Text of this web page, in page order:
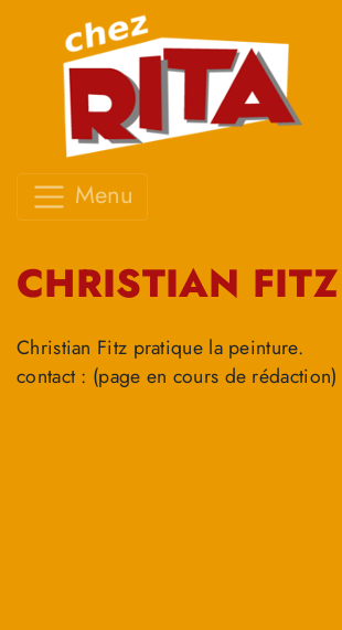
Menu
CHRISTIAN FITZ
Christian Fitz pratique la peinture.
contact : (page en cours de rédaction)